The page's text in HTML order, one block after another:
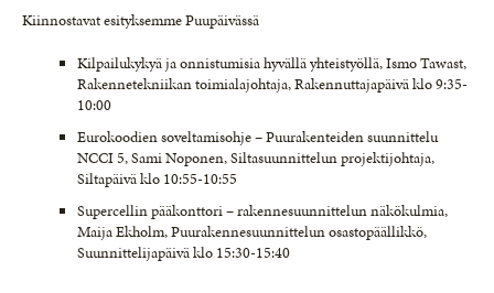
Kiinnostavat esityksemme Puupäivässä
Kilpailukykyä ja onnistumisia hyvällä yhteistyöllä, Ismo Tawast,
Rakennetekniikan toimialajohtaja, Rakennuttajapäivä klo 9:35-
10:00
Eurokoodien soveltamisohje – Puurakenteiden suunnittelu
NCCI 5, Sami Noponen, Siltasuunnittelun projektijohtaja,
Siltapäivä klo 10:55-10:55
Supercellin pääkonttori – rakennesuunnittelun näkökulmia,
Maija Ekholm, Puurakennesuunnittelun osastopäällikkö,
Suunnittelijapäivä klo 15:30-15:40